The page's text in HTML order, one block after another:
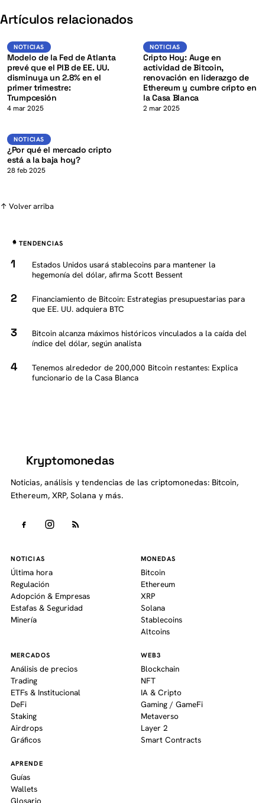
Artículos relacionados
Noticias K
NOTICIAS
Modelo de la Fed de Atlanta
prevé que el PIB de EE. UU.
disminuya un 2.8% en el
primer trimestre:
Trumpcesión
4 mar 2025
NOTICIAS
NOTICIAS
Cripto Hoy: Auge en
actividad de Bitcoin,
renovación en liderazgo de
Ethereum y cumbre cripto en
la Casa Blanca
2 mar 2025
Noticias K
NOTICIAS
¿Por qué el mercado cripto
está a la baja hoy?
28 feb 2025
↑ Volver arriba
TENDENCIAS
Estados Unidos usará stablecoins para mantener la
hegemonía del dólar, afirma Scott Bessent
Financiamiento de Bitcoin: Estrategias presupuestarias para
que EE. UU. adquiera BTC
Bitcoin alcanza máximos históricos vinculados a la caída del
índice del dólar, según analista
Tenemos alrededor de 200,000 Bitcoin restantes: Explica
funcionario de la Casa Blanca
Kryptomonedas
Noticias, análisis y tendencias de las criptomonedas: Bitcoin,
Ethereum, XRP, Solana y más.
NOTICIAS
Última hora
Regulación
Adopción & Empresas
Estafas & Seguridad
Minería
MONEDAS
Bitcoin
Ethereum
XRP
Solana
Stablecoins
Altcoins
MERCADOS
Análisis de precios
Trading
ETFs & Institucional
DeFi
Staking
Airdrops
Gráficos
WEB3
Blockchain
NFT
IA & Cripto
Gaming / GameFi
Metaverso
Layer 2
Smart Contracts
APRENDE
Guías
Wallets
Glosario